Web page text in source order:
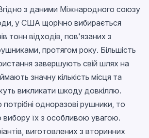
з даними Міжнародного союзу
у США щорічно вибирається
тонн відходів, пов'язаних з
протягом року. Більшість
завершують свій шлях на
значну кількість місця та
викликати шкоду довкіллю.
одноразові рушники, то
вибору їх з особливою увагою.
виготовлених з вторинних